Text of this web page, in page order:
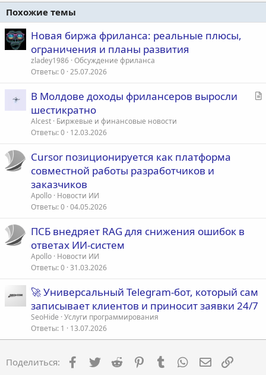
Похожие темы
Новая биржа фриланса: реальные плюсы,
ограничения и планы развития
zladey1986 Обсуждение фриланса
Ответы 0 25.07.2026
С
В Молдове доходы фрилансеров выросли
шестикратно
Alcest Биржевые и финансовые новости
Ответы 0 12.03.2026
Cursor позиционируется как платформа
совместной работы разработчиков и
заказчиков
Apollo Новости ИИ
Ответы 0 04.05.2026
ПСБ внедряет RAG для снижения ошибок в
ответах ИИ-систем
Apollo Новости ИИ
Ответы 0 31.03.2026
🚀 Универсальный Telegram-бот, который сам
записывает клиентов и приносит заявки 24/7
SeoHide Услуги программирования
Ответы 1 13.07.2026
Поделиться: Facebook
Twitter Reddit PinterestTumblr WhatsApp